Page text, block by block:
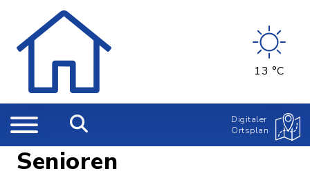
13 °C
Digitaler
Ortsplan
Senioren